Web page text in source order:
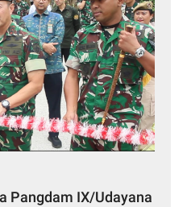
Pangdam IX/Udayana